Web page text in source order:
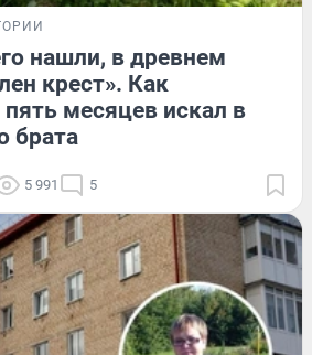
нашли, в древнем
крест». Как
месяцев искал в
брата
5 991 5